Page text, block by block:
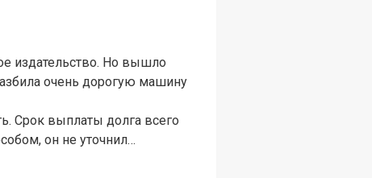
издательство. Но вышло
очень дорогую машину
Срок выплаты долга всего
он не уточнил…